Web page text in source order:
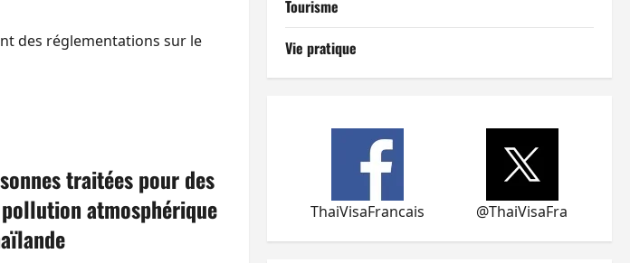
des réglementations sur le
traitées pour des
atmosphérique
Tourisme
Vie pratique
ThaiVisaFrancais @ThaiVisaFra